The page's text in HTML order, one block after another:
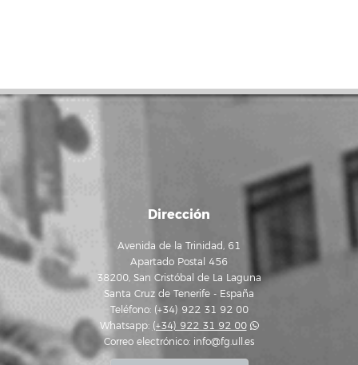
Dirección
Avenida de la Trinidad, 61
Apartado Postal 456
38200, San Cristóbal de La Laguna
Santa Cruz de Tenerife - España
Teléfono: (+34) 922 31 92 00
Whatsapp: (+34) 922 31 92 00
Correo electrónico: info@fg.ull.es